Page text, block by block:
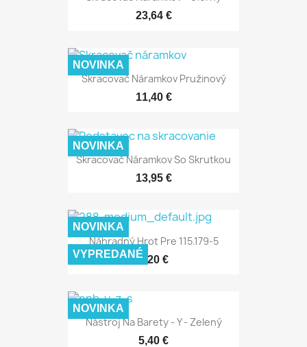
23,64 €
Skracovač Náramkov Pružinový
11,40 €
NOVINKA
Skracovač Náramkov So Skrutkou
13,95 €
NOVINKA
Náhradný Hrot Pre 115.179-5
1,20 €
NOVINKA
VYPREDANÉ
Nástroj Na Barety - Y - Zelený
5,40 €
NOVINKA